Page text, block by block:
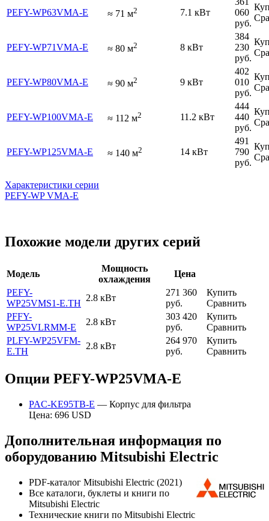
PEFY-WP63VMA-E ≈ 71 м2 7.1 кВт
060
руб.
PEFY-WP71VMA-E ≈ 80 м2 8 кВт
384
230
руб.
PEFY-WP80VMA-E ≈ 90 м2 9 кВт
402
010
руб.
PEFY-WP100VMA-E ≈ 112 м2 11.2 кВт
444
440
руб.
PEFY-WP125VMA-E ≈ 140 м2 14 кВт
491
790
руб.
Характеристики серии
PEFY-WP VMA-E
Похожие модели других серий
Модель
Мощность
охлаждения
Цена
PEFY-
WP25VMS1-E.TH
2.8 кВт
271 360
руб.
Купить
Сравнить
PFFY-
WP25VLRMM-E
2.8 кВт
303 420
руб.
Купить
Сравнить
PLFY-WP25VFM-
E.TH
2.8 кВт
264 970
руб.
Купить
Сравнить
Опции PEFY-WP25VMA-E
PAC-KE95TB-E — Корпус для фильтра
Цена: 696 USD
Дополнительная информация по
оборудованию Mitsubishi Electric
PDF-каталог Mitsubishi Electric (2021)
Все каталоги, буклеты и книги по
Mitsubishi Electric
Технические книги по Mitsubishi Electric